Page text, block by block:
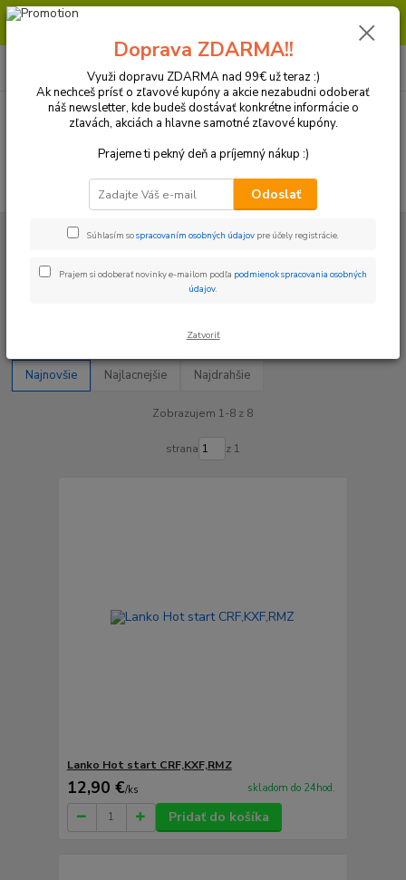
Milí zákazníci, pri objednávke nad 99€ získate poštovné ZDARMA.
(Po-Pia, 8:30-16:30 hod.)
Riadidlá a ovládanie Lanká Lanká teplého štartu
Lanká teplého štartu
Najnovšie Najlacnejšie Najdrahšie
Zobrazujem 1-8 z 8
strana z 1
Lanko Hot start CRF,KXF,RMZ
12,90 €/ks skladom do 24hod.
Pridať do košíka
Doprava ZDARMA!!
Využi dopravu ZDARMA nad 99€ už teraz :)
Ak nechceš prísť o zľavové kupóny a akcie nezabudni odoberať
náš newsletter, kde budeš dostávať konkrétne informácie o
zľavách, akciách a hlavne samotné zľavové kupóny.
Prajeme ti pekný deň a príjemný nákup :)
Odoslať
Súhlasím sospracovaním osobných údajov pre účely registrácie.
Prajem si odoberať novinky e-mailom podľa podmienok spracovania osobných
údajov.
Zatvoriť